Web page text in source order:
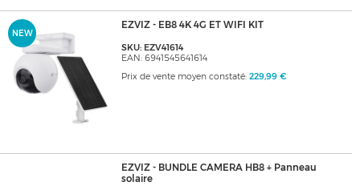
NEW
EZVIZ - EB8 4K 4G ET WIFI KIT
SKU: EZV41614
EAN: 6941545641614
Prix de vente moyen constaté: 229,99 €
EZVIZ - BUNDLE CAMERA HB8 + Panneau
solaire